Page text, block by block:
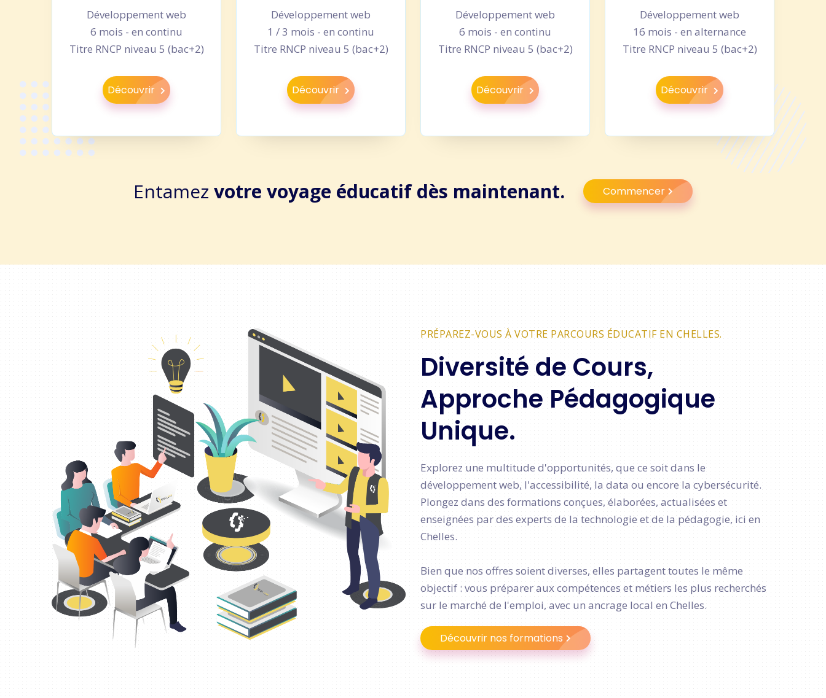
Développement web
6 mois - en continu
Titre RNCP niveau 5 (bac+2)
Découvrir
Développement web
1 / 3 mois - en continu
Titre RNCP niveau 5 (bac+2)
Découvrir
Développement web
6 mois - en continu
Titre RNCP niveau 5 (bac+2)
Découvrir
Développement web
16 mois - en alternance
Titre RNCP niveau 5 (bac+2)
Découvrir
Entamez votre voyage éducatif dès maintenant. Commencer
PRÉPAREZ-VOUS À VOTRE PARCOURS ÉDUCATIF EN CHELLES.
Diversité de Cours,
Approche Pédagogique
Unique.
Explorez une multitude d'opportunités, que ce soit dans le
développement web, l'accessibilité, la data ou encore la cybersécurité.
Plongez dans des formations conçues, élaborées, actualisées et
enseignées par des experts de la technologie et de la pédagogie, ici en
Chelles.
Bien que nos offres soient diverses, elles partagent toutes le même
objectif : vous préparer aux compétences et métiers les plus recherchés
sur le marché de l'emploi, avec un ancrage local en Chelles.
Découvrir nos formations